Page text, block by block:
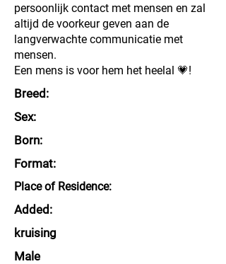
persoonlijk contact met mensen en zal
altijd de voorkeur geven aan de
langverwachte communicatie met
mensen.
Een mens is voor hem het heelal 💗!
Breed:
Sex:
Born:
Format:
Place of Residence:
Added:
kruising
Male